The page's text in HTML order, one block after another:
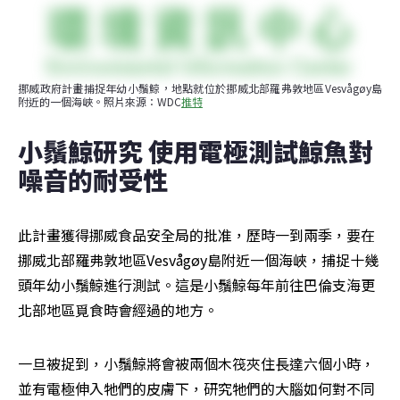
挪威政府計畫捕捉年幼小鬚鯨，地點就位於挪威北部羅弗敦地區Vesvågøy島
附近的一個海峽。照片來源：WDC推特
小鬚鯨研究 使用電極測試鯨魚對
噪音的耐受性
此計畫獲得挪威食品安全局的批准，歷時一到兩季，要在
挪威北部羅弗敦地區Vesvågøy島附近一個海峽，捕捉十幾
頭年幼小鬚鯨進行測試。這是小鬚鯨每年前往巴倫支海更
北部地區覓食時會經過的地方。
一旦被捉到，小鬚鯨將會被兩個木筏夾住長達六個小時，
並有電極伸入牠們的皮膚下，研究牠們的大腦如何對不同